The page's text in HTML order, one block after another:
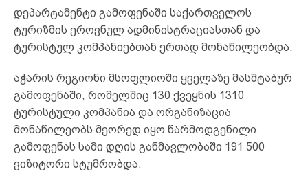
დეპარტამენტი გამოფენაში საქართველოს
ტურიზმის ეროვნულ ადმინისტრაციასთან და
ტურისტულ კომპანიებთან ერთად მონაწილეობდა.
აჭარის რეგიონი მსოფლიოში ყველაზე მასშტაბურ
გამოფენაში, რომელშიც 130 ქვეყნის 1310
ტურისტული კომპანია და ორგანიზაცია
მონაწილეობს მეორედ იყო წარმოდგენილი.
გამოფენას სამი დღის განმავლობაში 191 500
ვიზიტორი სტუმრობდა.